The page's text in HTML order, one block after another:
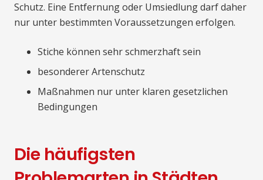
Schutz. Eine Entfernung oder Umsiedlung darf daher
nur unter bestimmten Voraussetzungen erfolgen.
Stiche können sehr schmerzhaft sein
besonderer Artenschutz
Maßnahmen nur unter klaren gesetzlichen
Bedingungen
Die häufigsten